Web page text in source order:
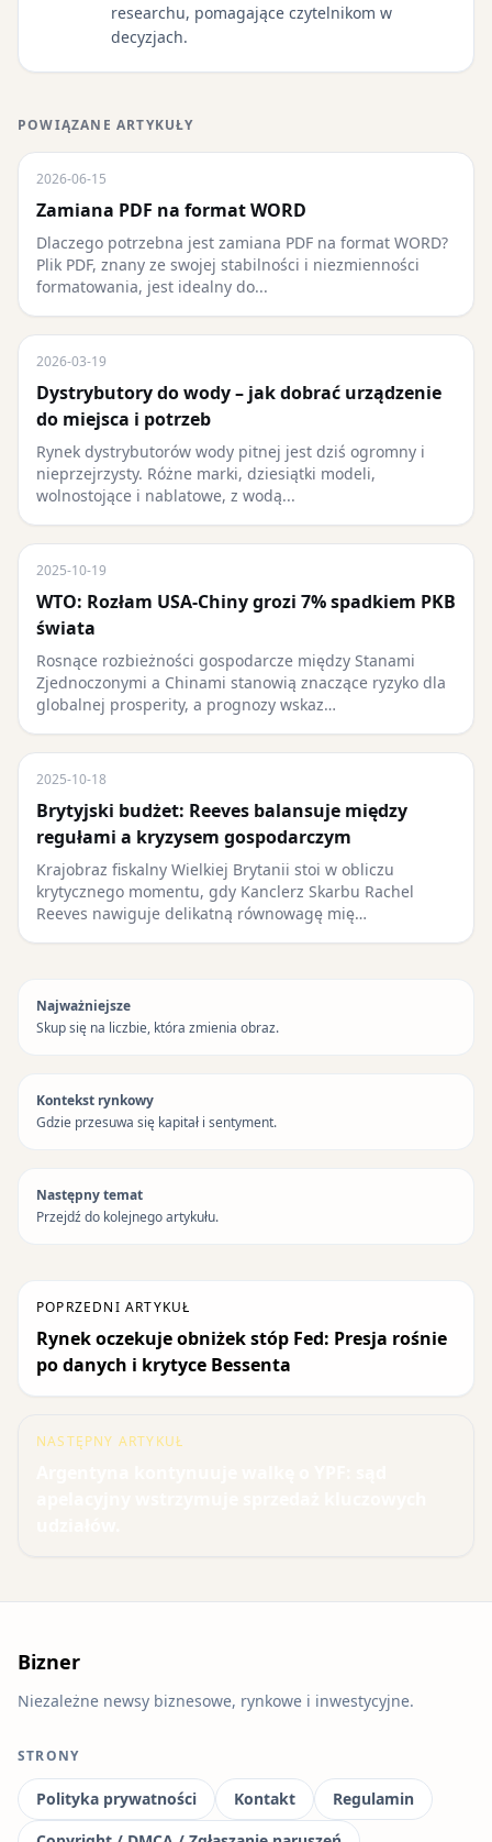
researchu, pomagające czytelnikom w
decyzjach.
POWIĄZANE ARTYKUŁY
2026-06-15
Zamiana PDF na format WORD
Dlaczego potrzebna jest zamiana PDF na format WORD?
Plik PDF, znany ze swojej stabilności i niezmienności
formatowania, jest idealny do...
2026-03-19
Dystrybutory do wody – jak dobrać urządzenie
do miejsca i potrzeb
Rynek dystrybutorów wody pitnej jest dziś ogromny i
nieprzejrzysty. Różne marki, dziesiątki modeli,
wolnostojące i nablatowe, z wodą...
2025-10-19
WTO: Rozłam USA-Chiny grozi 7% spadkiem PKB
świata
Rosnące rozbieżności gospodarcze między Stanami
Zjednoczonymi a Chinami stanowią znaczące ryzyko dla
globalnej prosperity, a prognozy wskaz…
2025-10-18
Brytyjski budżet: Reeves balansuje między
regułami a kryzysem gospodarczym
Krajobraz fiskalny Wielkiej Brytanii stoi w obliczu
krytycznego momentu, gdy Kanclerz Skarbu Rachel
Reeves nawiguje delikatną równowagę mię…
Najważniejsze
Skup się na liczbie, która zmienia obraz.
Kontekst rynkowy
Gdzie przesuwa się kapitał i sentyment.
Następny temat
Przejdź do kolejnego artykułu.
POPRZEDNI ARTYKUŁ
Rynek oczekuje obniżek stóp Fed: Presja rośnie
po danych i krytyce Bessenta
NASTĘPNY ARTYKUŁ
Bizner
Niezależne newsy biznesowe, rynkowe i inwestycyjne.
STRONY
Polityka prywatności Kontakt
Regulamin